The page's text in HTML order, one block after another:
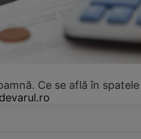
Ce se află în spatele